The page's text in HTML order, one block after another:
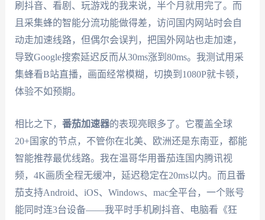
刷抖音、看剧、玩游戏的我来说，半个月就用完了。而
且采集蜂的智能分流功能做得差，访问国内网站时会自
动走加速线路，但偶尔会误判，把国外网站也走加速，
导致Google搜索延迟反而从30ms涨到80ms。我测试用采
集蜂看B站直播，画面经常模糊，切换到1080P就卡顿，
体验不如预期。
相比之下， 番茄加速器的表现亮眼多了。它覆盖全球
20+国家的节点，不管你在北美、欧洲还是东南亚，都能
智能推荐最优线路。我在温哥华用番茄连国内腾讯视
频，4K画质全程无缓冲，延迟稳定在20ms以内。而且番
茄支持Android、iOS、Windows、mac全平台，一个账号
能同时连3台设备——我平时手机刷抖音、电脑看《狂